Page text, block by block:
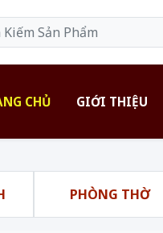
CHỦ GIỚI THIỆU
PHÒNG THỜ